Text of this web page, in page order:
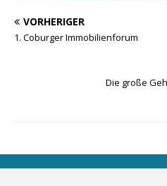
VORHERIGER
1. Coburger Immobilienforum
Die große